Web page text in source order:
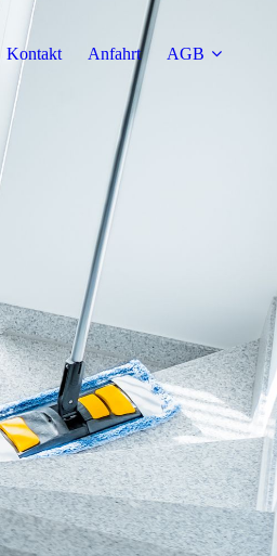
Kontakt Anfahrt AGB